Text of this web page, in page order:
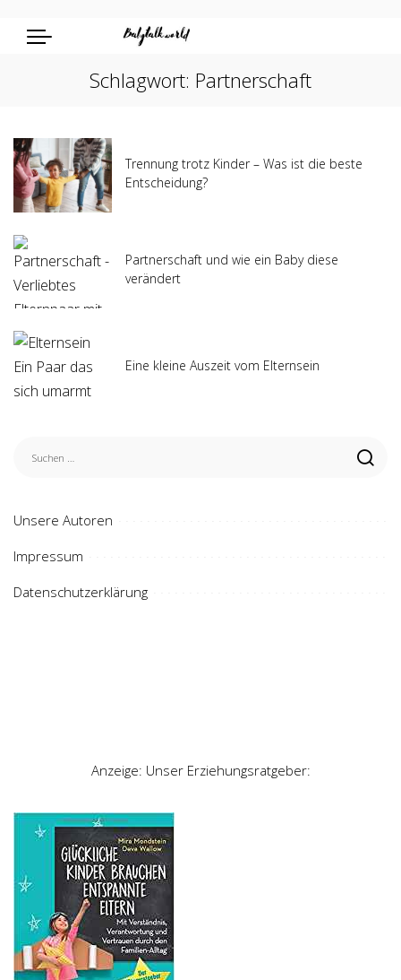
Schlagwort: Partnerschaft
Trennung trotz Kinder – Was ist die beste
Entscheidung?
Partnerschaft und wie ein Baby diese
verändert
Eine kleine Auszeit vom Elternsein
Unsere Autoren
Impressum
Datenschutzerklärung
Anzeige: Unser Erziehungsratgeber: